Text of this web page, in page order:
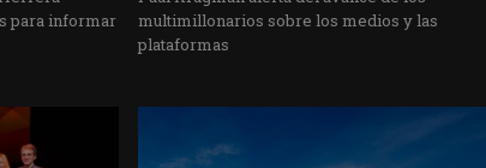
para informar
multimillonarios sobre los medios y las
plataformas